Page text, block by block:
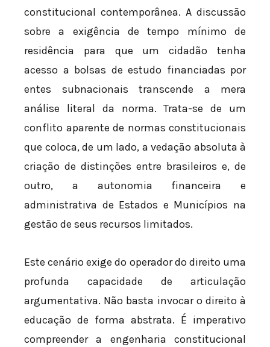
constitucional contemporânea. A discussão
sobre a exigência de tempo mínimo de
residência para que um cidadão tenha
acesso a bolsas de estudo financiadas por
entes subnacionais transcende a mera
análise literal da norma. Trata-se de um
conflito aparente de normas constitucionais
que coloca, de um lado, a vedação absoluta à
criação de distinções entre brasileiros e, de
outro, a autonomia financeira e
administrativa de Estados e Municípios na
gestão de seus recursos limitados.
Este cenário exige do operador do direito uma
profunda capacidade de articulação
argumentativa. Não basta invocar o direito à
educação de forma abstrata. É imperativo
compreender a engenharia constitucional